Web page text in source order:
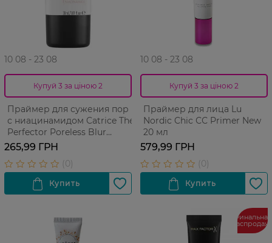
10 08 - 23 08
Купуй 3 за ціною 2
Праймер для сужения пор
с ниацинамидом Catrice The
Perfector Poreless Blur
Primer 30 мл
265,99 ГРН
10 08 - 23 08
Купуй 3 за ціною 2
Праймер для лица Lu
Nordic Chic СС Primer New
20 мл
579,99 ГРН
Финальная